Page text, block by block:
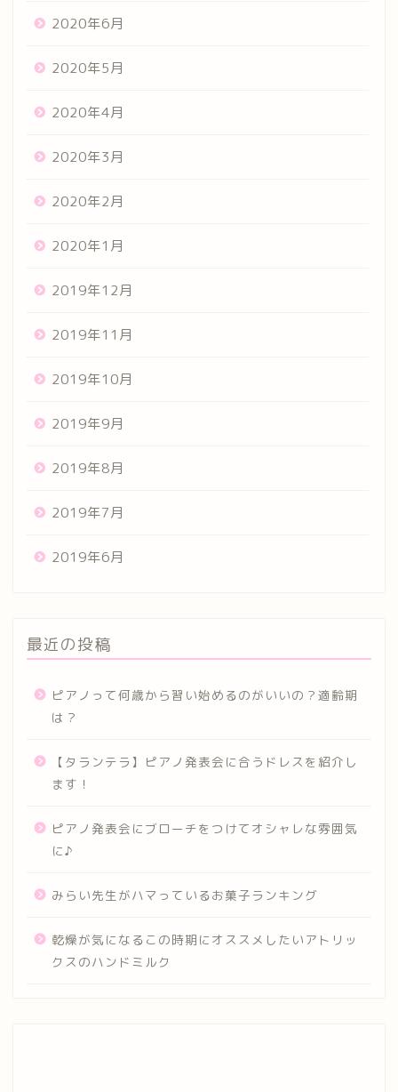
2020年6月
2020年5月
2020年4月
2020年3月
2020年2月
2020年1月
2019年12月
2019年11月
2019年10月
2019年9月
2019年8月
2019年7月
2019年6月
最近の投稿
ピアノって何歳から習い始めるのがいいの？適齢期
は？
【タランテラ】ピアノ発表会に合うドレスを紹介し
ます！
ピアノ発表会にブローチをつけてオシャレな雰囲気
に♪
みらい先生がハマっているお菓子ランキング
乾燥が気になるこの時期にオススメしたいアトリッ
クスのハンドミルク